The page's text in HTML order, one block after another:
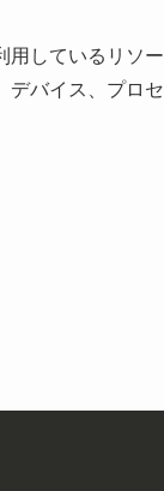
しているリソ
デバイス、プロ